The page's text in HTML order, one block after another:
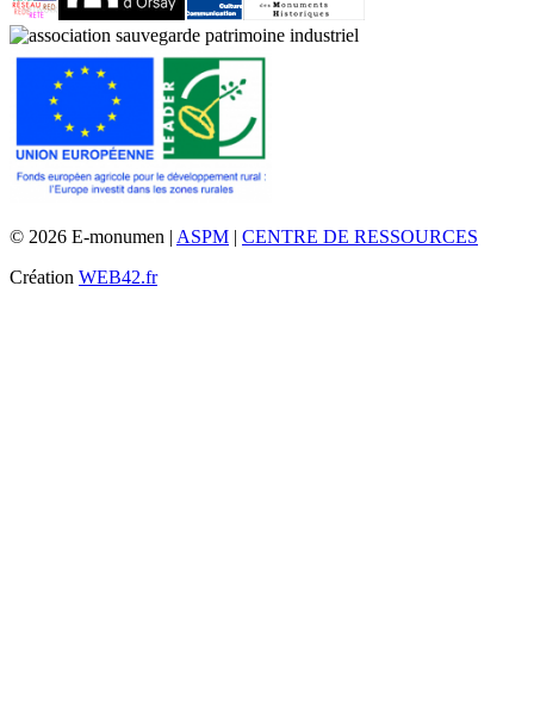
© 2026 E-monumen | ASPM | CENTRE DE RESSOURCES
Création WEB42.fr